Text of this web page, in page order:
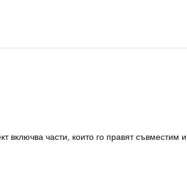
включва части, които го правят съвместим и